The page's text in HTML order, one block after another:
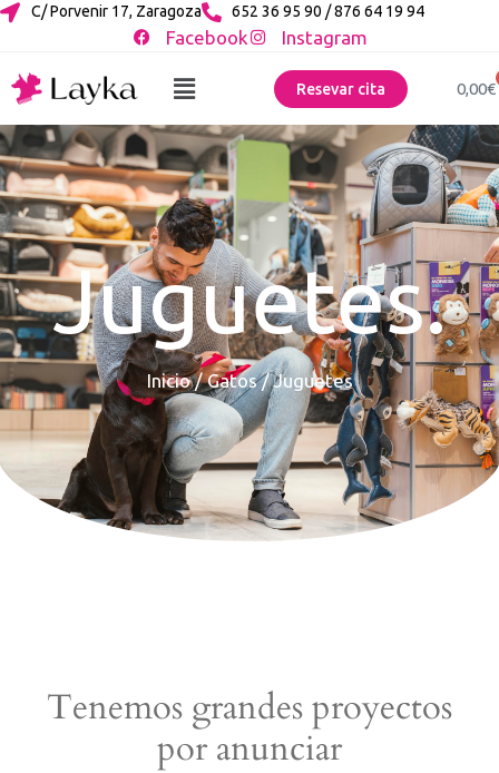
C/ Porvenir 17, Zaragoza 652 36 95 90 / 876 64 19 94
Facebook Instagram
Resevar cita 0,00€
Juguetes.
Inicio/Gatos/ Juguetes
Tenemos grandes proyectos
por anunciar